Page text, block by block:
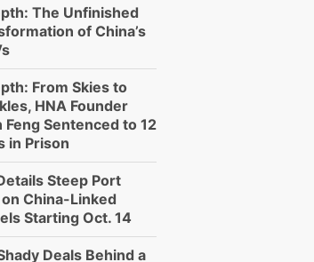
The Unfinished
of China’s
From Skies to
HNA Founder
Feng Sentenced to 12
in Prison
Steep Port
on China-Linked
Starting Oct. 14
Deals Behind a